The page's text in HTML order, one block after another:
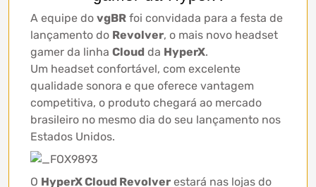
A equipe do vgBR foi convidada para a festa de
lançamento do Revolver, o mais novo headset
gamer da linha Cloud da HyperX.
Um headset confortável, com excelente
qualidade sonora e que oferece vantagem
competitiva, o produto chegará ao mercado
brasileiro no mesmo dia do seu lançamento nos
Estados Unidos.
O HyperX Cloud Revolver estará nas lojas do